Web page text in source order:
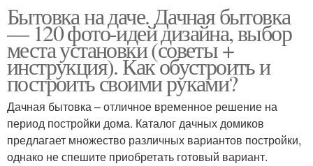
Бытовка на даче. Дачная бытовка
— 120 фото-идей дизайна, выбор
места установки (советы +
инструкция). Как обустроить и
построить своими руками?
Дачная бытовка – отличное временное решение на
период постройки дома. Каталог дачных домиков
предлагает множество различных вариантов постройки,
однако не спешите приобретать готовый вариант.